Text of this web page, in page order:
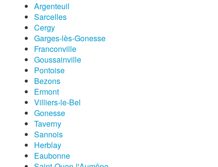
Argenteuil
Sarcelles
Cergy
Garges-lès-Gonesse
Franconville
Goussainville
Pontoise
Bezons
Ermont
Villiers-le-Bel
Gonesse
Taverny
Sannois
Herblay
Eaubonne